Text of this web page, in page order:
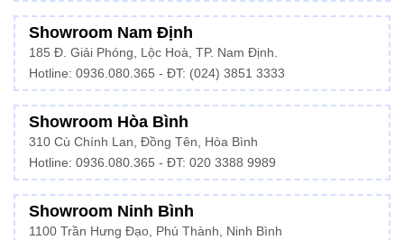
Showroom Nam Định
185 Đ. Giải Phóng, Lộc Hoà, TP. Nam Định.
Hotline: 0936.080.365 - ĐT: (024) 3851 3333
Showroom Hòa Bình
310 Cù Chính Lan, Đồng Tên, Hòa Bình
Hotline: 0936.080.365 - ĐT: 020 3388 9989
Showroom Ninh Bình
1100 Trần Hưng Đạo, Phú Thành, Ninh Bình